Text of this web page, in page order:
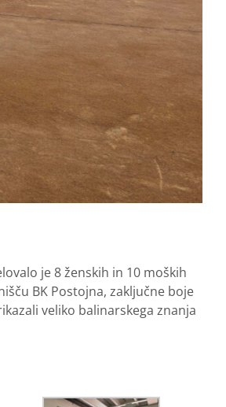
je 8 ženskih in 10 moških
BK Postojna, zaključne boje
veliko balinarskega znanja